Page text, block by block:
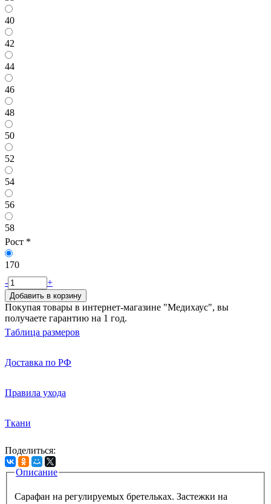
40
42
44
46
48
50
52
54
56
58
Рост *
170
-
+
Добавить в корзину
Покупая товары в интернет-магазине "Медихаус", вы
получаете гарантию на 1 год.
Таблица размеров
Доставка по РФ
Правила ухода
Ткани
Поделиться:
Описание
Сарафан на регулируемых бретельках. Застежки на